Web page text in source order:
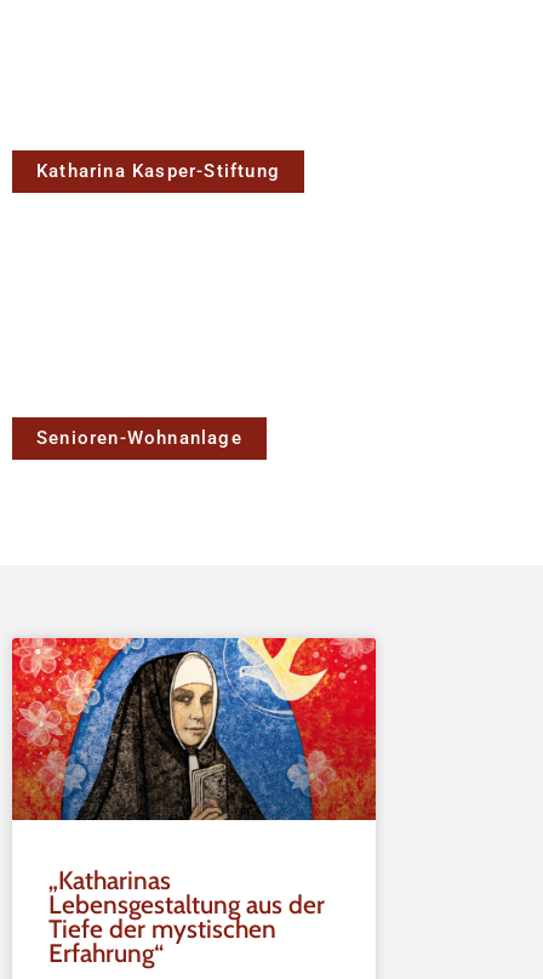
Katharina Kasper-Stiftung
Senioren-Wohnanlage
„Katharinas
Lebensgestaltung aus der
Tiefe der mystischen
Erfahrung“